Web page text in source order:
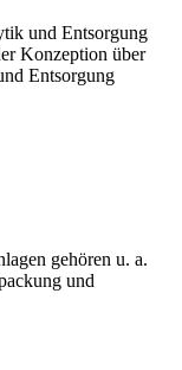
und Entsorgung
Konzeption über
Entsorgung
gehören u. a.
und